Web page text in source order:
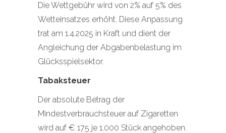
Die Wettgebühr wird von 2% auf 5% des
Wetteinsatzes erhöht. Diese Anpassung
trat am 1.4.2025 in Kraft und dient der
Angleichung der Abgabenbelastung im
Glücksspielsektor.
Tabaksteuer
Der absolute Betrag der
Mindestverbrauchsteuer auf Zigaretten
wird auf € 175 je 1.000 Stück angehoben.